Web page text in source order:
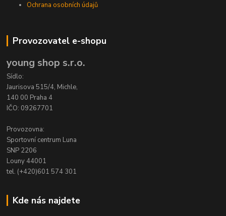
Ochrana osobních údajů
Provozovatel e-shopu
young shop s.r.o.
Sídlo:
Jaurisova 515/4, Michle,
140 00 Praha 4
IČO: 09267701
Provozovna:
Sportovní centrum Luna
SNP 2206
Louny 44001
tel. (+420)601 574 301
Kde nás najdete